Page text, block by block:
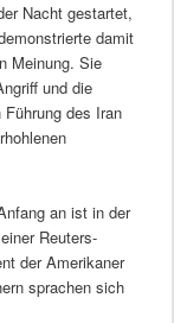
Nacht gestartet,
damit
Meinung. Sie
und die
des Iran
an ist in der
Reuters-
der Amerikaner
sprachen sich